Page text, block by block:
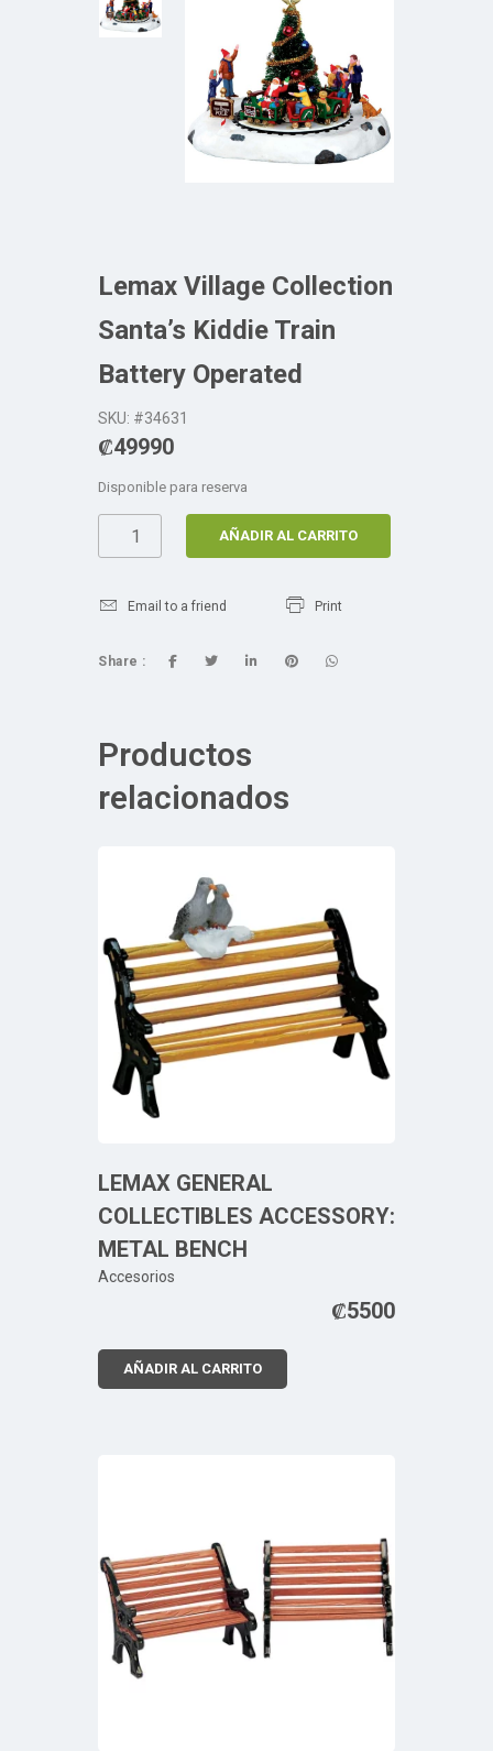
Lemax Village Collection
Santa’s Kiddie Train
Battery Operated
SKU: #34631
₡49990
Disponible para reserva
AÑADIR AL CARRITO
Email to a friend Print
Share :
Productos
relacionados
LEMAX GENERAL
COLLECTIBLES ACCESSORY:
METAL BENCH
Accesorios
₡5500
AÑADIR AL CARRITO